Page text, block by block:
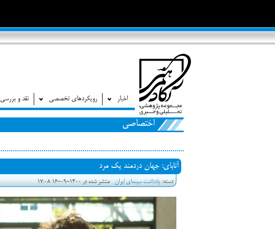
اخبار رویکردهای تخصصی نقد و بررسی
اختصاصی
آتابای: جهان دردمند یک مرد
دسته:یادداشت سینمای ایران منتشر شده در 1400-09-16 17:08